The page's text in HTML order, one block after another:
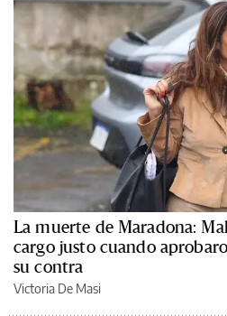
La muerte de Maradona:
cargo justo cuando
su contra
Victoria De Masi